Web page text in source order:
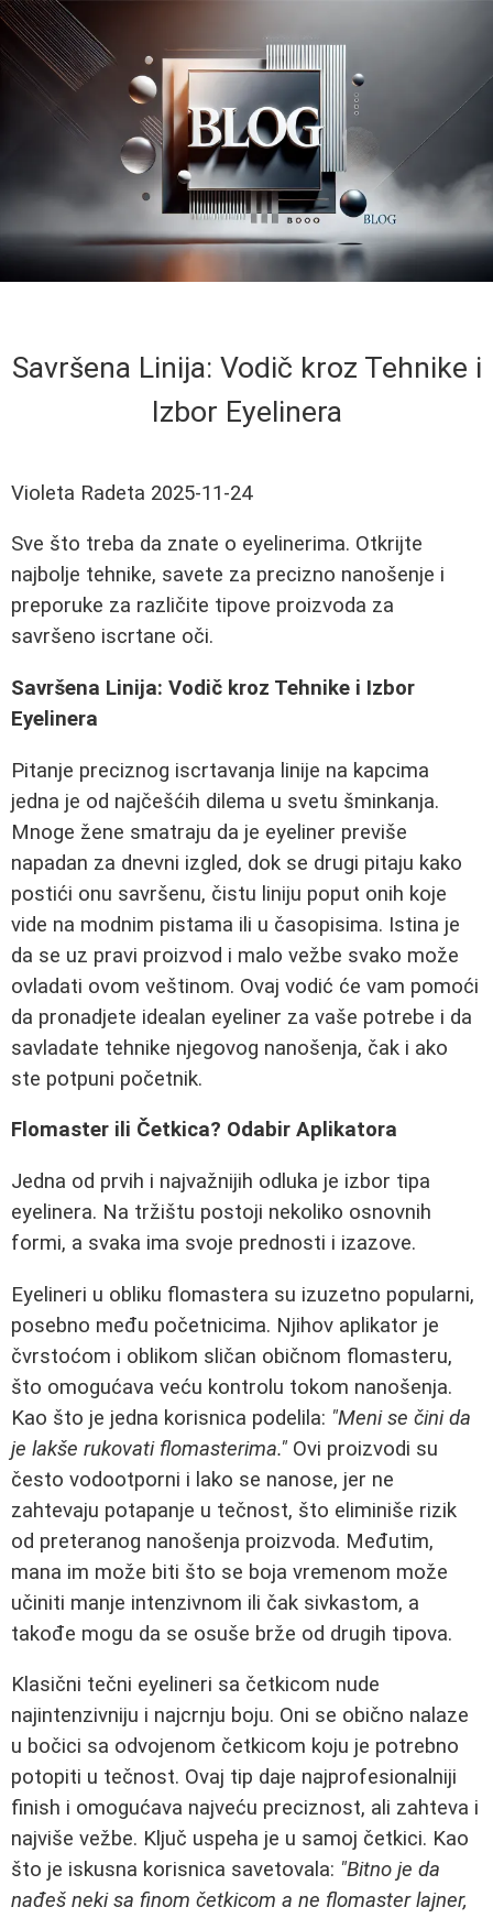
Savršena Linija: Vodič kroz Tehnike i
Izbor Eyelinera
Violeta Radeta 2025-11-24
Sve što treba da znate o eyelinerima. Otkrijte
najbolje tehnike, savete za precizno nanošenje i
preporuke za različite tipove proizvoda za
savršeno iscrtane oči.
Savršena Linija: Vodič kroz Tehnike i Izbor
Eyelinera
Pitanje preciznog iscrtavanja linije na kapcima
jedna je od najčešćih dilema u svetu šminkanja.
Mnoge žene smatraju da je eyeliner previše
napadan za dnevni izgled, dok se drugi pitaju kako
postići onu savršenu, čistu liniju poput onih koje
vide na modnim pistama ili u časopisima. Istina je
da se uz pravi proizvod i malo vežbe svako može
ovladati ovom veštinom. Ovaj vodić će vam pomoći
da pronadjete idealan eyeliner za vaše potrebe i da
savladate tehnike njegovog nanošenja, čak i ako
ste potpuni početnik.
Flomaster ili Četkica? Odabir Aplikatora
Jedna od prvih i najvažnijih odluka je izbor tipa
eyelinera. Na tržištu postoji nekoliko osnovnih
formi, a svaka ima svoje prednosti i izazove.
Eyelineri u obliku flomastera su izuzetno popularni,
posebno među početnicima. Njihov aplikator je
čvrstoćom i oblikom sličan običnom flomasteru,
što omogućava veću kontrolu tokom nanošenja.
Kao što je jedna korisnica podelila: "Meni se čini da
je lakše rukovati flomasterima." Ovi proizvodi su
često vodootporni i lako se nanose, jer ne
zahtevaju potapanje u tečnost, što eliminiše rizik
od preteranog nanošenja proizvoda. Međutim,
mana im može biti što se boja vremenom može
učiniti manje intenzivnom ili čak sivkastom, a
takođe mogu da se osuše brže od drugih tipova.
Klasični tečni eyelineri sa četkicom nude
najintenzivniju i najcrnju boju. Oni se obično nalaze
u bočici sa odvojenom četkicom koju je potrebno
potopiti u tečnost. Ovaj tip daje najprofesionalniji
finish i omogućava najveću preciznost, ali zahteva i
najviše vežbe. Ključ uspeha je u samoj četkici. Kao
što je iskusna korisnica savetovala: "Bitno je da
nađeš neki sa finom četkicom a ne flomaster lajner,